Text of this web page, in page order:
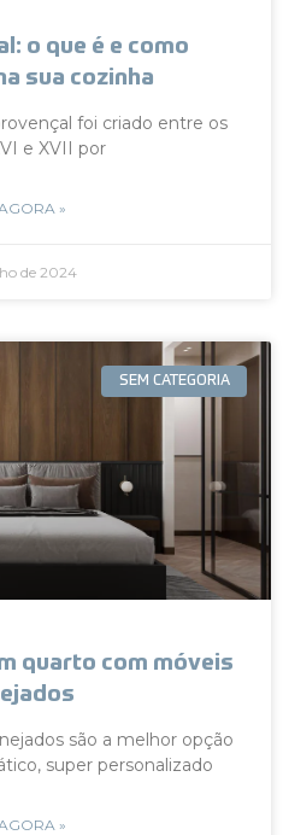
o que é e como
sua cozinha
foi criado entre os
e XVII por
»
de 2024
SEM CATEGORIA
quarto com móveis
são a melhor opção
super personalizado
»